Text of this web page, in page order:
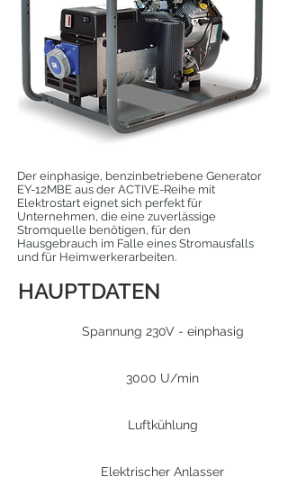
Der einphasige, benzinbetriebene Generator
EY-12MBE aus der ACTIVE-Reihe mit
Elektrostart eignet sich perfekt für
Unternehmen, die eine zuverlässige
Stromquelle benötigen, für den
Hausgebrauch im Falle eines Stromausfalls
und für Heimwerkerarbeiten.
HAUPTDATEN
Spannung 230V - einphasig
3000 U/min
Luftkühlung
Elektrischer Anlasser